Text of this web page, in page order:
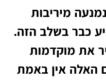
מיריבות
כבר בשלב הזה.
את מוקדמות
האלה אין באמת